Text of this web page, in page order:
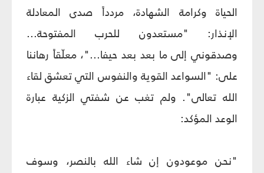
الحياة وكرامة الشهادة، مردداً صدى المعادلة
الإنذار: "مستعدون للحرب المفتوحة...
وصدقوني إلى ما بعد بعد حيفا..."، معلّقاً رهاننا
على: "السواعد القوية والنفوس التي تعشق لقاء
الله تعالى". ولم تغب عن شفتي الزكية عبارة
الوعد المؤكد:
"نحن موعودون إن شاء الله بالنصر، وسوف